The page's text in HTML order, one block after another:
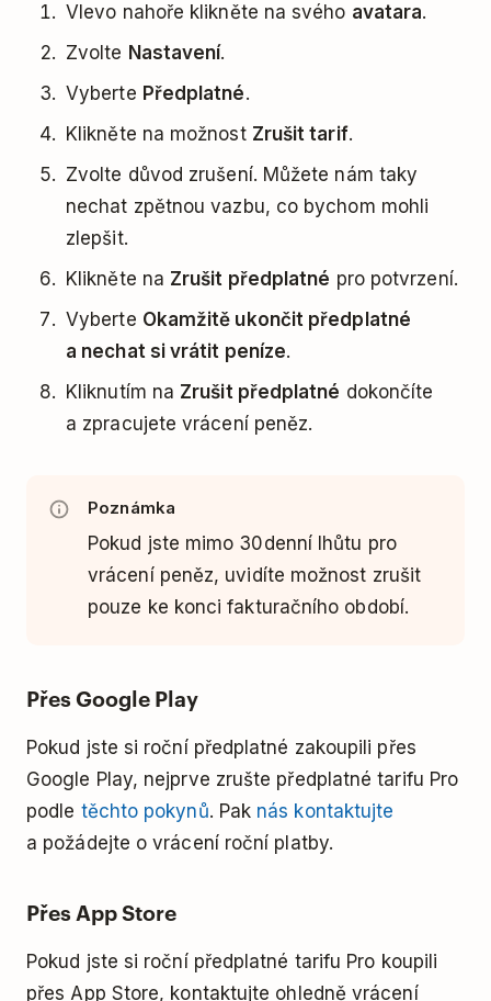
Vlevo nahoře klikněte na svého avatara.
Zvolte Nastavení.
Vyberte Předplatné.
Klikněte na možnost Zrušit tarif.
Zvolte důvod zrušení. Můžete nám taky
nechat zpětnou vazbu, co bychom mohli
zlepšit.
Klikněte na Zrušit předplatné pro potvrzení.
Vyberte Okamžitě ukončit předplatné
a nechat si vrátit peníze.
Kliknutím na Zrušit předplatné dokončíte
a zpracujete vrácení peněz.
Poznámka
Pokud jste mimo 30denní lhůtu pro
vrácení peněz, uvidíte možnost zrušit
pouze ke konci fakturačního období.
Přes Google Play
Pokud jste si roční předplatné zakoupili přes
Google Play, nejprve zrušte předplatné tarifu Pro
podle těchto pokynů. Pak nás kontaktujte
a požádejte o vrácení roční platby.
Přes App Store
Pokud jste si roční předplatné tarifu Pro koupili
přes App Store, kontaktujte ohledně vrácení